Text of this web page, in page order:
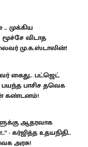
முக்கிய
மூச்சே விடாத
மு.க.ஸ்டாலின்!
கைது.. பட்ஜெட்
பாசிச தவெக
கண்டனம்!
ஆதரவாக
- கர்ஜித்த உதயநிதி..
அரசு!